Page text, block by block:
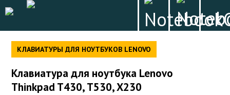
КЛАВИАТУРЫ ДЛЯ НОУТБУКОВ LENOVO
Клавиатура для ноутбука Lenovo
Thinkpad T430, T530, X230